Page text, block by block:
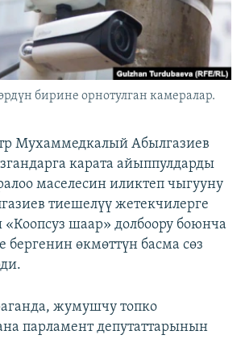
сайттары
бирине орнотулган камералар.
Мухаммедкалый Абылгазиев
карата айыппулдарды
маселесин иликтеп чыгууну
тиешелүү жетекчилерге
шаар» долбоору боюнча
бергенин өкмөттүн басма сөз
жумушчу топко
парламент депутаттарынын